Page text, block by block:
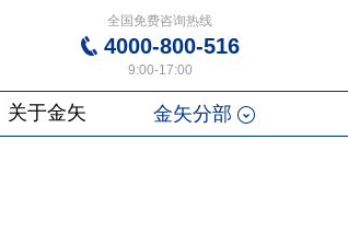
全国免费咨询热线
4000-800-516
9:00-17:00
关于金矢 金矢分部